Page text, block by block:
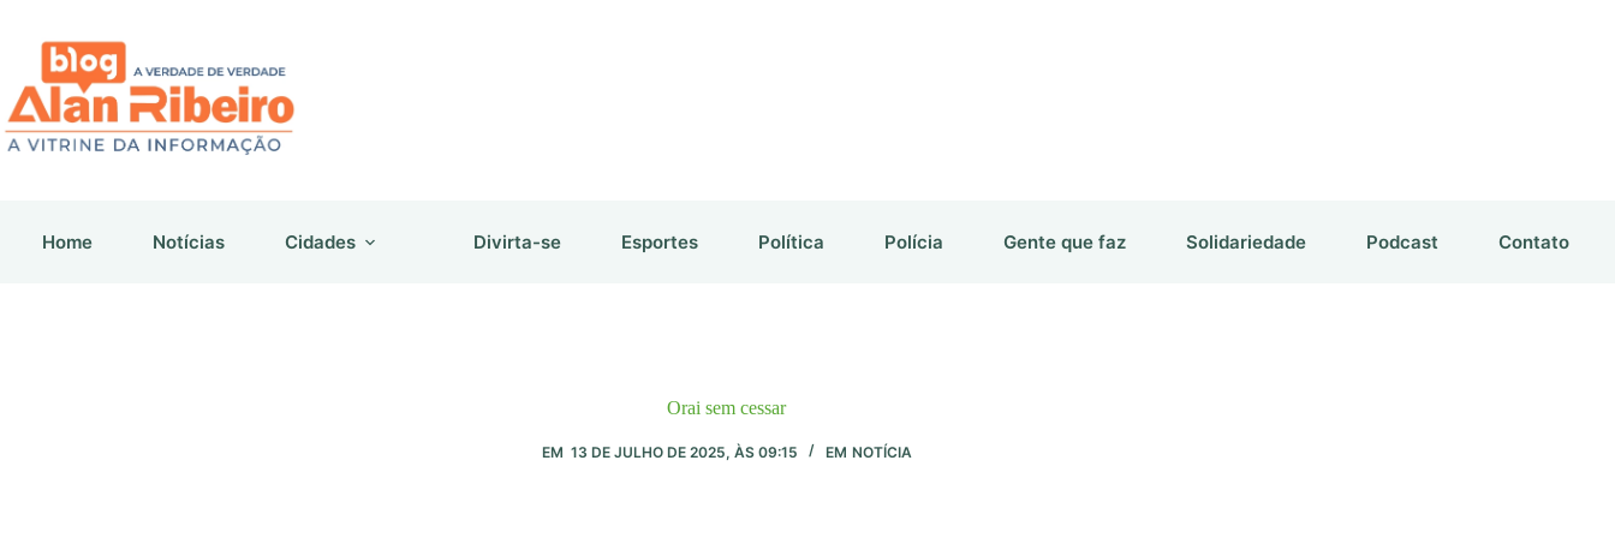
conteúdo
Home Notícias Cidades Divirta-se Esportes Política Polícia Gente que faz Solidariedade Podcast Contato
Orai sem cessar
EM 13 DE JULHO DE 2025, ÀS 09:15 EM NOTÍCIA